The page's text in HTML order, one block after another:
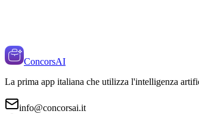
ConcorsAI
La prima app italiana che utilizza l'intelligenza
info@concorsai.it